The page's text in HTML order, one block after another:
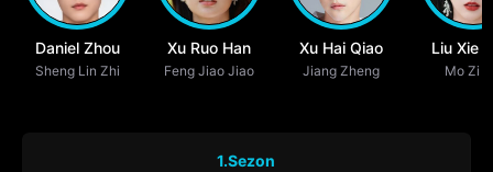
Daniel Zhou
Sheng Lin Zhi
Xu Ruo Han
Feng Jiao Jiao
Xu Hai Qiao
Jiang Zheng
Liu Xie
Mo Zi
1.Sezon